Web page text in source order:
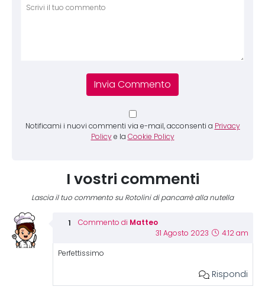
Notificami i nuovi commenti via e-mail, acconsenti a Privacy
Policy e la Cookie Policy
I vostri commenti
Lascia il tuo commento su Rotolini di pancarrè alla nutella
Commento di Matteo
31 Agosto 2023 4:12 am
Perfettissimo
Rispondi